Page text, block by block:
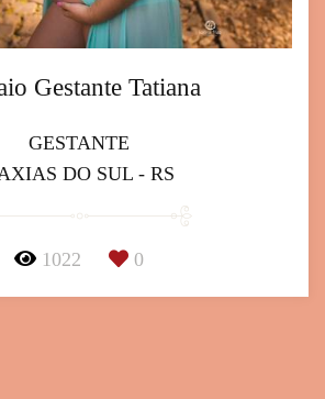
Gestante Tatiana
GESTANTE
DO SUL - RS
1022 0